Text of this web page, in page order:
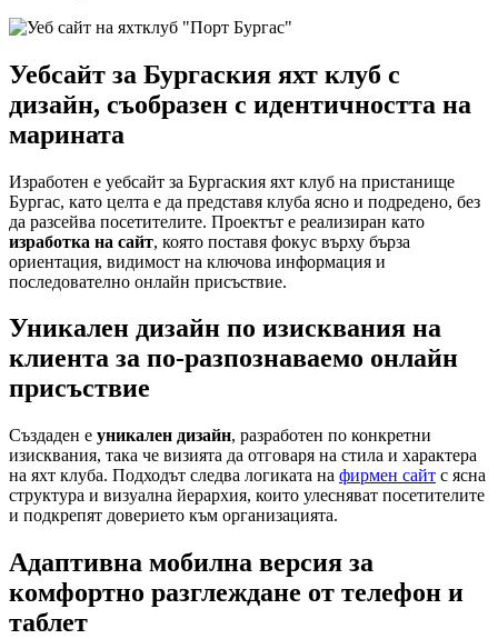
Уебсайт за Бургаския яхт клуб с
дизайн, съобразен с идентичността на
марината
Изработен е уебсайт за Бургаския яхт клуб на пристанище
Бургас, като целта е да представя клуба ясно и подредено, без
да разсейва посетителите. Проектът е реализиран като
изработка на сайт, която поставя фокус върху бърза
ориентация, видимост на ключова информация и
последователно онлайн присъствие.
Уникален дизайн по изисквания на
клиента за по-разпознаваемо онлайн
присъствие
Създаден е уникален дизайн, разработен по конкретни
изисквания, така че визията да отговаря на стила и характера
на яхт клуба. Подходът следва логиката на фирмен сайт с ясна
структура и визуална йерархия, които улесняват посетителите
и подкрепят доверието към организацията.
Адаптивна мобилна версия за
комфортно разглеждане от телефон и
таблет